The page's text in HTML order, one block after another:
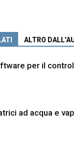
ALTRO
per il
ad acqua e